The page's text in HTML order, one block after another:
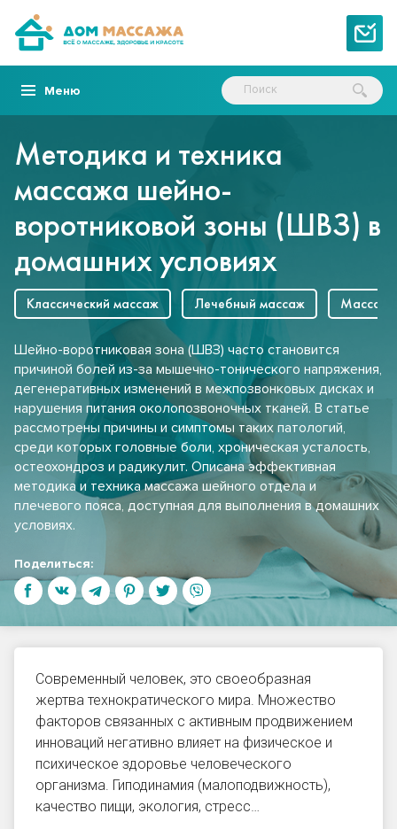
Меню
Методика и техника
массажа шейно-
воротниковой зоны (ШВЗ) в
домашних условиях
Классический массаж Лечебный массаж Массаж
Шейно-воротниковая зона (ШВЗ) часто становится
причиной болей из-за мышечно-тонического напряжения,
дегенеративных изменений в межпозвонковых дисках и
нарушения питания околопозвоночных тканей. В статье
рассмотрены причины и симптомы таких патологий,
среди которых головные боли, хроническая усталость,
остеохондроз и радикулит. Описана эффективная
методика и техника массажа шейного отдела и
плечевого пояса, доступная для выполнения в домашних
условиях.
Поделиться:
Современный человек, это своеобразная
жертва технократического мира. Множество
факторов связанных с активным продвижением
инноваций негативно влияет на физическое и
психическое здоровье человеческого
организма. Гиподинамия (малоподвижность),
качество пищи, экология, стресс…